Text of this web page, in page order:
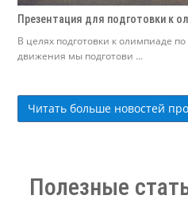
Презентация для подготовки к
В целях подготовки к олимпиаде
движения мы подготови ...
Читать больше новостей
Полезные